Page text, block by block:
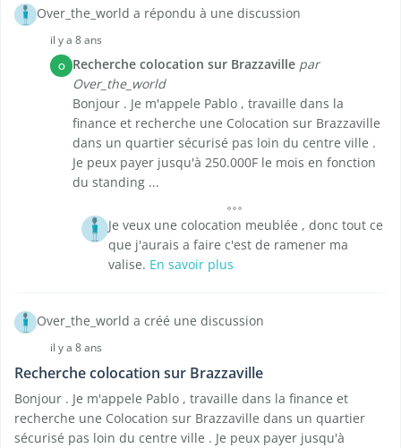
Over_the_world a répondu à une discussion
il y a 8 ans
O Recherche colocation sur Brazzaville par
Over_the_world
Bonjour . Je m'appele Pablo , travaille dans la
finance et recherche une Colocation sur Brazzaville
dans un quartier sécurisé pas loin du centre ville .
Je peux payer jusqu'à 250.000F le mois en fonction
du standing ...
Je veux une colocation meublée , donc tout ce
que j'aurais a faire c'est de ramener ma
valise. En savoir plus
Over_the_world a créé une discussion
il y a 8 ans
Recherche colocation sur Brazzaville
Bonjour . Je m'appele Pablo , travaille dans la finance et
recherche une Colocation sur Brazzaville dans un quartier
sécurisé pas loin du centre ville . Je peux payer jusqu'à